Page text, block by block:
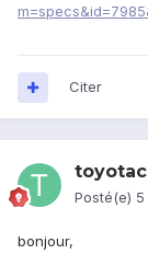
Citer
Posté(e) 5
bonjour,